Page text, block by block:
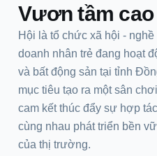
Vươn tầm
Hội là tổ chức xã hội -
doanh nhân trẻ đang hoạt
và bất động sản tại tỉnh
mục tiêu tạo ra một sân
cam kết thúc đẩy sự hợp
cùng nhau phát triển bền
của thị trường.